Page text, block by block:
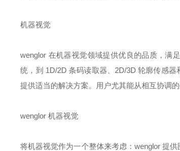
机器视觉
wenglor 在机器视觉领域提供优良的品质，满
统，到 1D/2D 条码读取器、2D/3D 轮廓传感
提供适当的解决方案。用户尤其能从相互协调
wenglor 机器视觉
将机器视觉作为一个整体来考虑：wenglor 提